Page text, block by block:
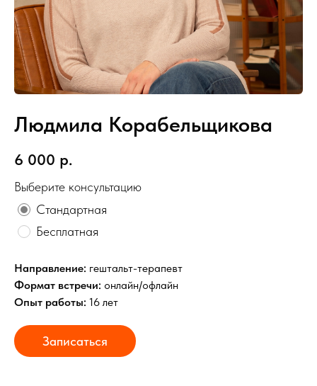
Людмила Корабельщикова
6 000 р.
Выберите консультацию
Стандартная
Бесплатная
Направление: гештальт-терапевт
Формат встречи: онлайн/офлайн
Опыт работы: 16 лет
Записаться